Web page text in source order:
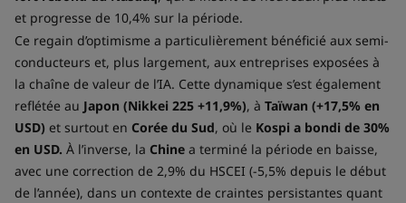
et progresse de 10,4% sur la période.
Ce regain d’optimisme a particulièrement bénéficié aux semi-
conducteurs et, plus largement, aux entreprises exposées à
la chaîne de valeur de l’IA. Cette dynamique s’est également
reflétée au Japon (Nikkei 225 +11,9%), à Taïwan (+17,5% en
USD) et surtout en Corée du Sud, où le Kospi a bondi de 30%
en USD. À l’inverse, la Chine a terminé la période en baisse,
avec une correction de 2,9% du HSCEI (-5,5% depuis le début
de l’année), dans un contexte de craintes persistantes quant